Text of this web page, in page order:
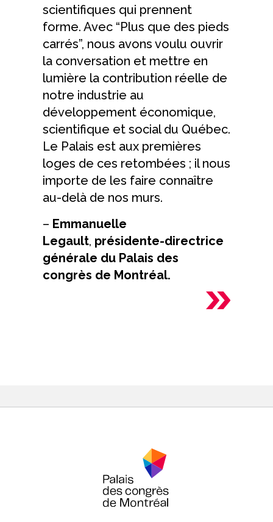
scientifiques qui prennent
forme. Avec “Plus que des pieds
carrés”, nous avons voulu ouvrir
la conversation et mettre en
lumière la contribution réelle de
notre industrie au
développement économique,
scientifique et social du Québec.
Le Palais est aux premières
loges de ces retombées ; il nous
importe de les faire connaître
au-delà de nos murs.
– Emmanuelle
Legault, présidente-directrice
générale du Palais des
congrès de Montréal.